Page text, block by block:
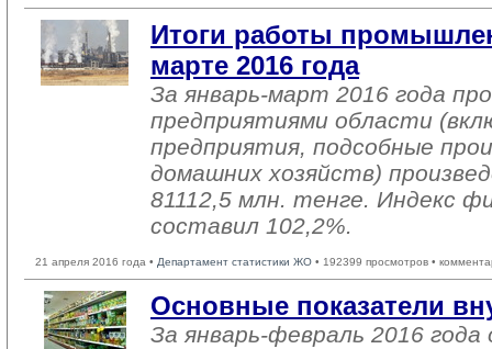
Итоги работы
марте 2016 года
За январь-март 2016 года
предприятиями области
предприятия, подсобные
домашних хозяйств)
81112,5 млн. тенге. Индекс
составил 102,2%.
21 апреля 2016 года • Департамент статистики ЖО • 192399 просмотров •
Основные показатели
За январь-февраль 2016